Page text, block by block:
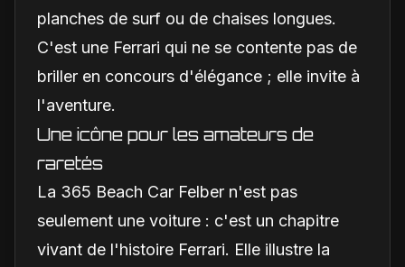
planches de surf ou de chaises longues.
C'est une Ferrari qui ne se contente pas de
briller en concours d'élégance ; elle invite à
l'aventure.
Une icône pour les amateurs de
raretés
La 365 Beach Car Felber n'est pas
seulement une voiture : c'est un chapitre
vivant de l'histoire Ferrari. Elle illustre la